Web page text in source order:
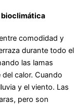
bioclimática
comodidad y
durante todo el
las lamas
calor. Cuando
y el viento. Las
pero son